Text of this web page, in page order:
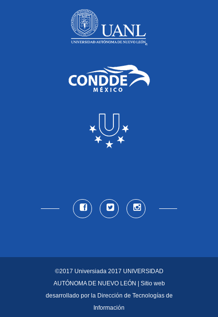
©2017 Universiada 2017 UNIVERSIDAD
AUTÓNOMA DE NUEVO LEÓN | Sitio web
desarrollado por la Dirección de Tecnologías de
Información